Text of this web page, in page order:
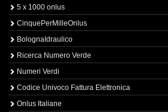
5 x 1000 onlus
CinquePerMilleOnlus
BolognaIdraulico
Ricerca Numero Verde
Numeri Verdi
Codice Univoco Fattura Elettronica
Onlus Italiane